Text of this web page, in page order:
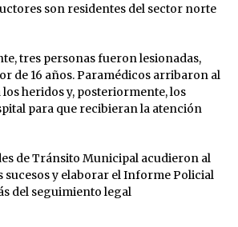
son residentes del sector norte
tres personas fueron lesionadas,
de 16 años. Paramédicos arribaron al
heridos y, posteriormente, los
para que recibieran la atención
de Tránsito Municipal acudieron al
sucesos y elaborar el Informe Policial
del seguimiento legal